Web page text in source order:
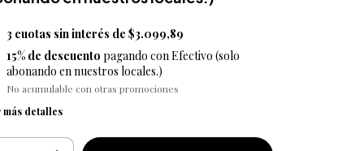
3 cuotas sin interés de $3.099,89
15% de descuento pagando con Efectivo (solo
abonando en nuestros locales.)
No acumulable con otras promociones
más detalles